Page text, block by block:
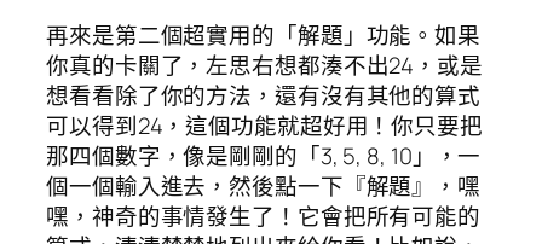
再來是第二個超實用的「解題」功能。如果
你真的卡關了，左思右想都湊不出24，或是
想看看除了你的方法，還有沒有其他的算式
可以得到24，這個功能就超好用！你只要把
那四個數字，像是剛剛的「3, 5, 8, 10」，一
個一個輸入進去，然後點一下『解題』，嘿
嘿，神奇的事情發生了！它會把所有可能的